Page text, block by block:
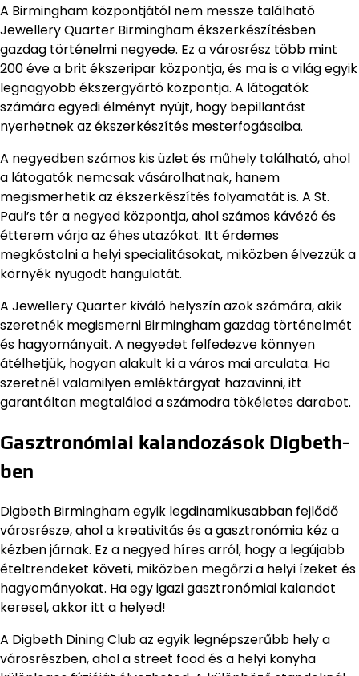
A Birmingham központjától nem messze található
Jewellery Quarter Birmingham ékszerkészítésben
gazdag történelmi negyede. Ez a városrész több mint
200 éve a brit ékszeripar központja, és ma is a világ egyik
legnagyobb ékszergyártó központja. A látogatók
számára egyedi élményt nyújt, hogy bepillantást
nyerhetnek az ékszerkészítés mesterfogásaiba.
A negyedben számos kis üzlet és műhely található, ahol
a látogatók nemcsak vásárolhatnak, hanem
megismerhetik az ékszerkészítés folyamatát is. A St.
Paul’s tér a negyed központja, ahol számos kávézó és
étterem várja az éhes utazókat. Itt érdemes
megkóstolni a helyi specialitásokat, miközben élvezzük a
környék nyugodt hangulatát.
A Jewellery Quarter kiváló helyszín azok számára, akik
szeretnék megismerni Birmingham gazdag történelmét
és hagyományait. A negyedet felfedezve könnyen
átélhetjük, hogyan alakult ki a város mai arculata. Ha
szeretnél valamilyen emléktárgyat hazavinni, itt
garantáltan megtalálod a számodra tökéletes darabot.
Gasztronómiai kalandozások Digbeth-
ben
Digbeth Birmingham egyik legdinamikusabban fejlődő
városrésze, ahol a kreativitás és a gasztronómia kéz a
kézben járnak. Ez a negyed híres arról, hogy a legújabb
ételtrendeket követi, miközben megőrzi a helyi ízeket és
hagyományokat. Ha egy igazi gasztronómiai kalandot
keresel, akkor itt a helyed!
A Digbeth Dining Club az egyik legnépszerűbb hely a
városrészben, ahol a street food és a helyi konyha